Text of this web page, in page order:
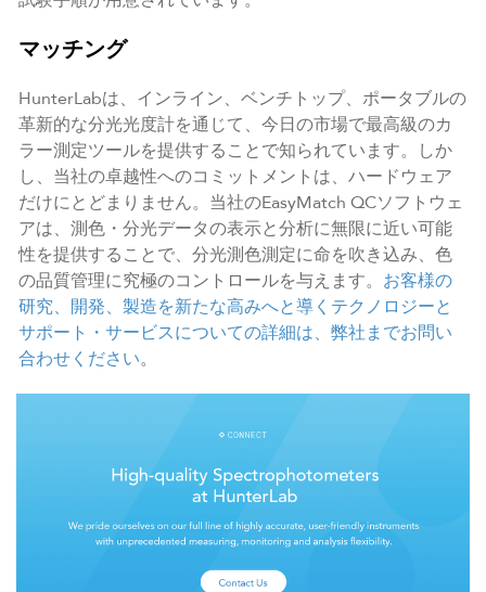
マッチング
HunterLabは、インライン、ベンチトップ、ポータブルの
革新的な分光光度計を通じて、今日の市場で最高級のカ
ラー測定ツールを提供することで知られています。しか
し、当社の卓越性へのコミットメントは、ハードウェア
だけにとどまりません。当社のEasyMatch QCソフトウェ
アは、測色・分光データの表示と分析に無限に近い可能
性を提供することで、分光測色測定に命を吹き込み、色
の品質管理に究極のコントロールを与えます。 お客様の
研究、開発、製造を新たな高みへと導くテクノロジーと
サポート・サービスについての詳細は、弊社までお問い
合わせください。